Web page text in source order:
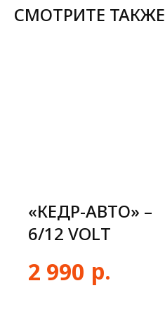
СМОТРИТЕ ТАКЖЕ
«КЕДР-АВТО» –
6/12 VOLT
2 990 р.